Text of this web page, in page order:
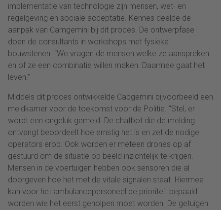
implementatie van technologie zijn mensen, wet- en
regelgeving en sociale acceptatie. Kennes deelde de
aanpak van Camgemini bij dit proces. De ontwerpfase
doen de consultants in workshops met fysieke
bouwstenen. “We vragen de mensen welke ze aanspreken
en of ze een combinatie willen maken. Daarmee gaat het
leven.”
Middels dit proces ontwikkelde Capgemini bijvoorbeeld een
meldkamer voor de toekomst voor de Politie. “Stel, er
wordt een ongeluk gemeld. De chatbot die de melding
ontvangt beoordeelt hoe ernstig het is en zet de nodige
operators erop. Ook worden er meteen drones op af
gestuurd om de situatie op beeld inzichtelijk te krijgen.
Mensen in de voertuigen hebben ook sensoren die al
doorgeven hoe het met de vitale signalen staat. Hiermee
kan voor het ambulancepersoneel de prioriteit bepaald
worden wie het eerst geholpen moet worden. De getuigen